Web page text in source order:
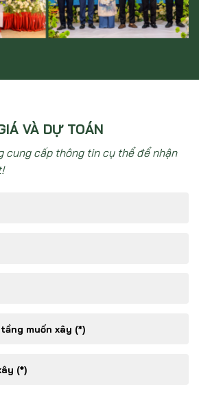
VÀ DỰ TOÁN
cung cấp thông tin cụ thể để nhận